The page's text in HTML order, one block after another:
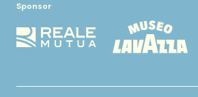
Sponsor